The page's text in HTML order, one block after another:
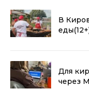
В
еды
Для
через